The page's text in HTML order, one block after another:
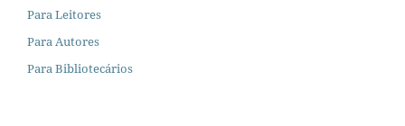
Para Leitores
Para Autores
Para Bibliotecários